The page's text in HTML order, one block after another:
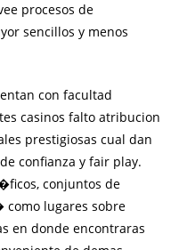
procesos de
sencillos y menos
con facultad
casinos falto atribucion
prestigiosas cual dan
confianza y fair play.
conjuntos de
como lugares sobre
en donde encontraras